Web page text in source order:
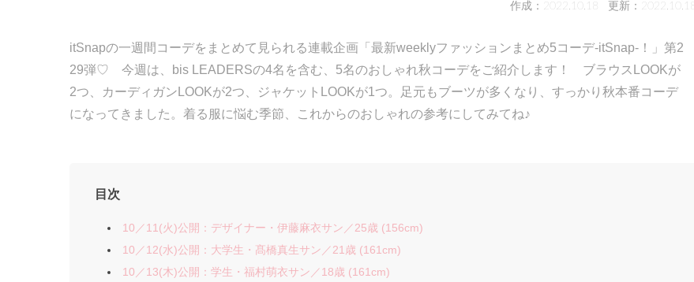
作成：2022.10.18 更新：2022.10.18
itSnapの一週間コーデをまとめて見られる連載企画「最新weeklyファッションまとめ5コーデ-itSnap-！」第2
29弾♡ 今週は、bis LEADERSの4名を含む、5名のおしゃれ秋コーデをご紹介します！ ブラウスLOOKが
2つ、カーディガンLOOKが2つ、ジャケットLOOKが1つ。足元もブーツが多くなり、すっかり秋本番コーデ
になってきました。着る服に悩む季節、これからのおしゃれの参考にしてみてね♪
目次
10／11(火)公開：デザイナー・伊藤麻衣サン／25歳 (156cm)
10／12(水)公開：大学生・髙橋真生サン／21歳 (161cm)
10／13(木)公開：学生・福村萌衣サン／18歳 (161cm)